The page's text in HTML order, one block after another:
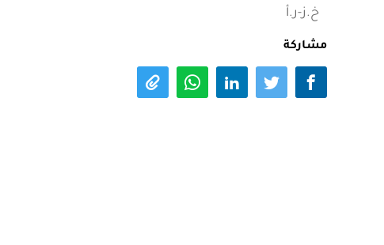
خ.ز-ر.أ
مشاركة